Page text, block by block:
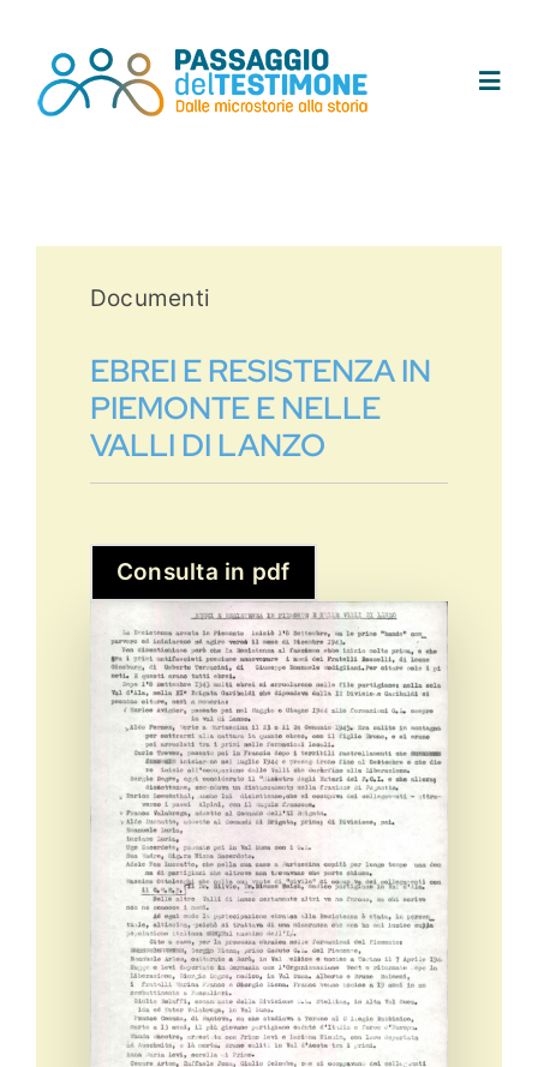
contenuto
Eventi e notizie
Documenti
EBREI E RESISTENZA IN
PIEMONTE E NELLE
VALLI DI LANZO
Consulta in pdf